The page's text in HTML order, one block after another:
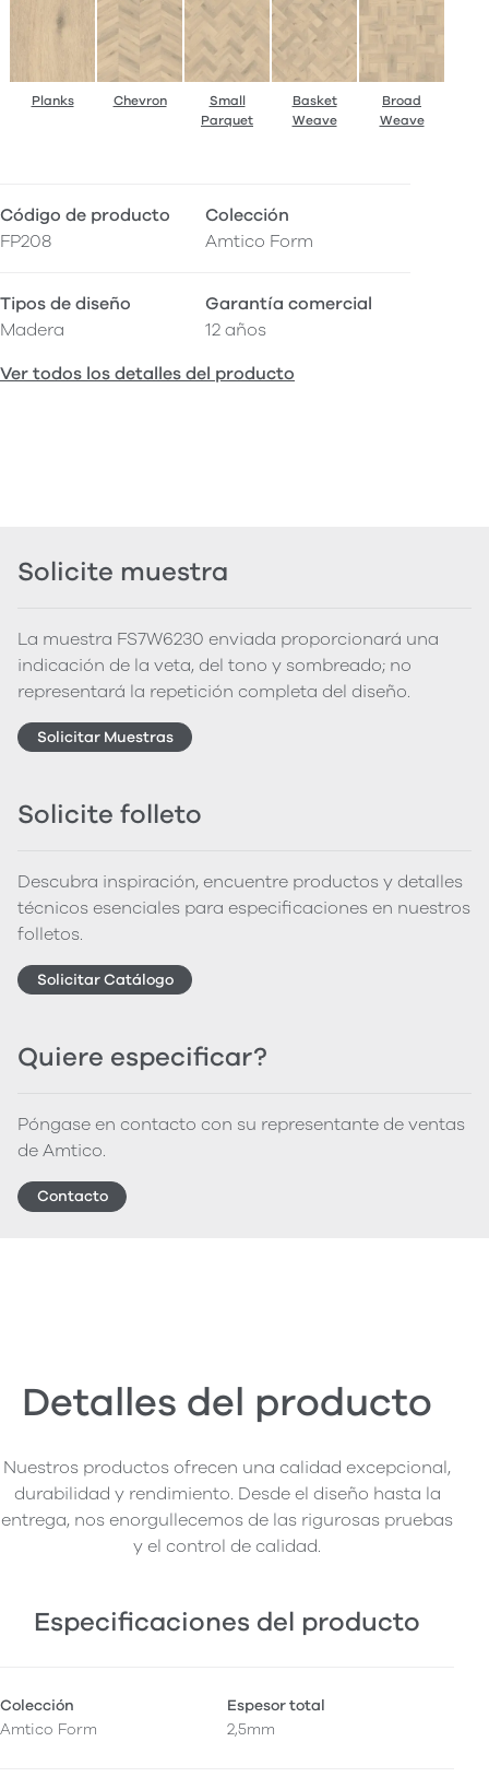
Planks Chevron
Small
Parquet
Basket
Weave
Broad
Weave
Código de producto
FP208
Colección
Amtico Form
Tipos de diseño
Madera
Garantía comercial
12 años
Ver todos los detalles del producto
Solicite muestra
La muestra FS7W6230 enviada proporcionará una
indicación de la veta, del tono y sombreado; no
representará la repetición completa del diseño.
Solicitar Muestras
Solicite folleto
Descubra inspiración, encuentre productos y detalles
técnicos esenciales para especificaciones en nuestros
folletos.
Solicitar Catálogo
Quiere especificar?
Póngase en contacto con su representante de ventas
de Amtico.
Contacto
Detalles del producto
Nuestros productos ofrecen una calidad excepcional,
durabilidad y rendimiento. Desde el diseño hasta la
entrega, nos enorgullecemos de las rigurosas pruebas
y el control de calidad.
Especificaciones del producto
Colección
Amtico Form
Espesor total
2,5mm